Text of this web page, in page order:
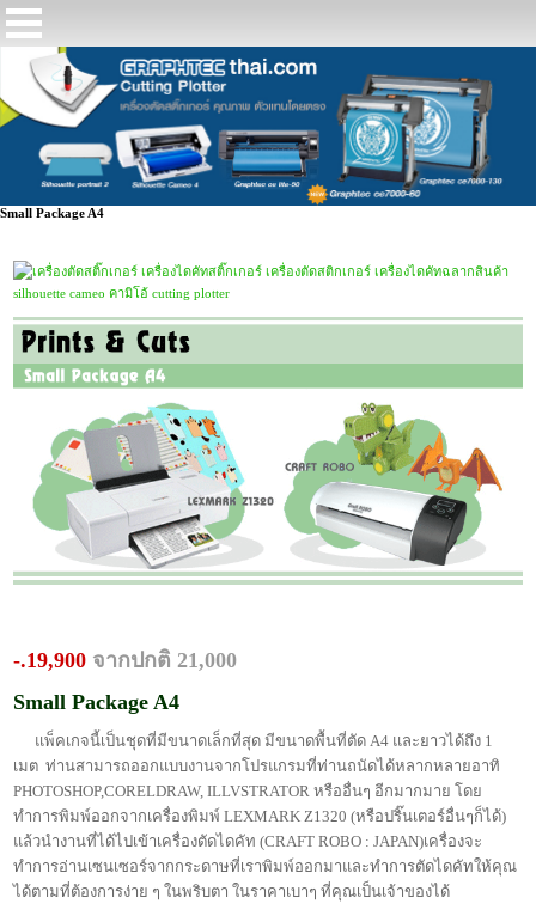
Small Package A4
-.19,900 จากปกติ 21,000
Small Package A4
แพ็คเกจนี้เป็นชุดที่มีขนาดเล็กที่สุด มีขนาดพื้นที่ตัด A4 และยาวได้ถึง 1
เมต ท่านสามารถออกแบบงานจากโปรแกรมที่ท่านถนัดได้หลากหลายอาทิ
PHOTOSHOP,CORELDRAW, ILLVSTRATOR หรืออื่นๆ อีกมากมาย โดย
ทำการพิมพ์ออกจากเครื่องพิมพ์ LEXMARK Z1320 (หรือปริ๊นเตอร์อื่นๆก็ได้)
แล้วนำงานที่ได้ไปเข้าเครื่องตัดไดคัท (CRAFT ROBO : JAPAN)เครื่องจะ
ทำการอ่านเซนเซอร์จากกระดาษที่เราพิมพ์ออกมาและทำการตัดไดคัทให้คุณ
ได้ตามที่ต้องการง่าย ๆ ในพริบตา ในราคาเบาๆ ที่คุณเป็นเจ้าของได้